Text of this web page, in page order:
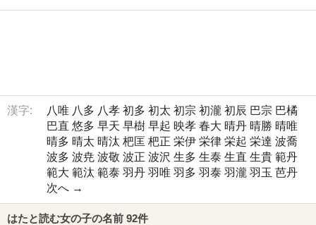
漢字: 八唯 八多 八孝 初多 初太 初宗 初瀧 初辰 巴宗 巴橘
巴直 悠多 早天 早樹 早起 映孝 春大 晴丹 晴勝 晴唯
晴多 晴太 晴汰 杷匡 杷正 栄伊 栄律 栄起 栄達 波喬
波多 波尭 波敬 波正 波沢 生多 生泰 生直 生貴 範丹
範大 範汰 範泰 羽丹 羽唯 羽多 羽泰 羽瀧 羽玉 芭丹
次へ →
はたと読む女の子の名前 92件